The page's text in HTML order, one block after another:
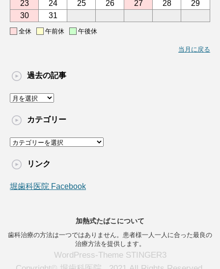
23
24 25 26 27 28
29
30
31
全休 午前休 午後休
当月に戻る
過去の記事
過
の
事
カテゴリー
カ
ゴ
ー
リンク
堀歯科医院 Facebook
加熱式たばこについて
歯科治療の方法は一つではありません。患者様一人一人に合った最良の
治療方法を提供します。
WordPress-Theme STINGER3